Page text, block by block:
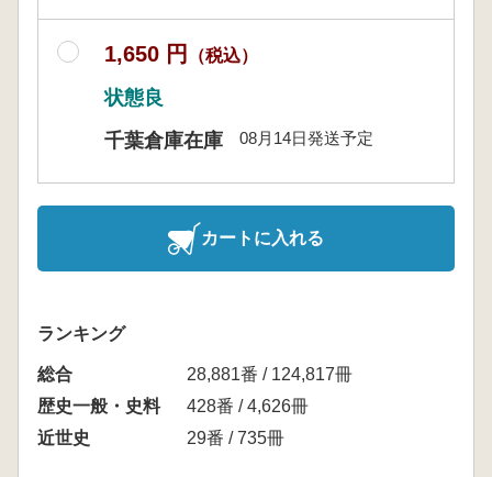
1,650 円 （税込）
状態良
千葉倉庫在庫
08月14日発送予定
カートに入れる
ランキング
総合
28,881番 / 124,817冊
歴史一般・史料
428番 / 4,626冊
近世史
29番 / 735冊